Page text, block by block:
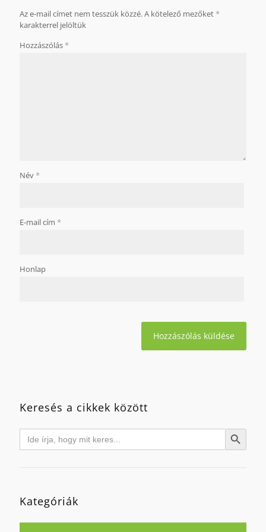
Az e-mail címet nem tesszük közzé.A kötelező mezőket*
karakterrel jelöltük
Hozzászólás*
Név*
E-mail cím *
Honlap
Keresés a cikkek között
Search
for: Search Button
Kategóriák